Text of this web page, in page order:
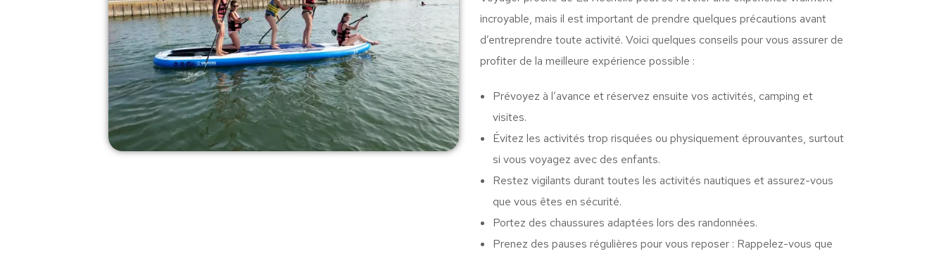
incroyable, mais il est important de prendre quelques précautions avant
d’entreprendre toute activité. Voici quelques conseils pour vous assurer de
profiter de la meilleure expérience possible :
Prévoyez à l’avance et réservez ensuite vos activités, camping et
visites.
Évitez les activités trop risquées ou physiquement éprouvantes, surtout
si vous voyagez avec des enfants.
Restez vigilants durant toutes les activités nautiques et assurez-vous
que vous êtes en sécurité.
Portez des chaussures adaptées lors des randonnées.
Prenez des pauses régulières pour vous reposer : Rappelez-vous que